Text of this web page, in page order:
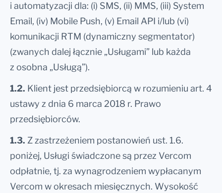
i automatyzacji dla: (i) SMS, (ii) MMS, (iii) System
Email, (iv) Mobile Push, (v) Email API i/lub (vi)
komunikacji RTM (dynamiczny segmentator)
(zwanych dalej łącznie „Usługami” lub każda
z osobna „Usługą”).
1.2. Klient jest przedsiębiorcą w rozumieniu art. 4
ustawy z dnia 6 marca 2018 r. Prawo
przedsiębiorców.
1.3. Z zastrzeżeniem postanowień ust. 1.6.
poniżej, Usługi świadczone są przez Vercom
odpłatnie, tj. za wynagrodzeniem wypłacanym
Vercom w okresach miesięcznych. Wysokość